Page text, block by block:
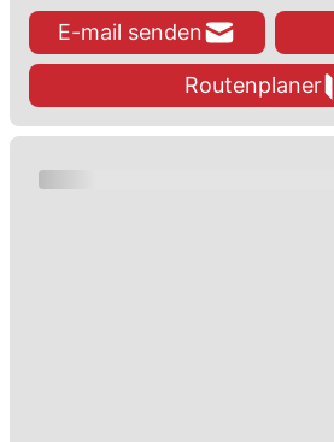
E-mail senden
Routenplaner